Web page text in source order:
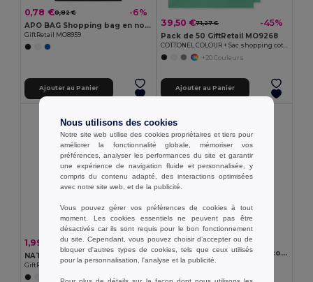
0,78 €0,82 € -6%
APO BAG Shopping bag en non tissé
GiftRetail MO8959
Ajouter au Panier
39,50 €71,27 € -45%
Pack de 50 GiftRetail MO9268
+20 Couleurs
Ajouter au Panier
1,99 € 4,21 € -53%
GiftRetail MO6660
1,37 €
Pochette multifonctions en coton recyclé (70%) et polyester (30% rPET) (140 g/m²) (140 g/m²)
Egotier 92077
Nous utilisons des cookies
Notre site web utilise des cookies propriétaires et tiers pour
améliorer la fonctionnalité globale, mémoriser vos
préférences, analyser les performances du site et garantir
une expérience de navigation fluide et personnalisée, y
compris du contenu adapté, des interactions optimisées
avec notre site web, et de la publicité.
Vous pouvez gérer vos préférences de cookies à tout
moment. Les cookies essentiels ne peuvent pas être
désactivés car ils sont requis pour le bon fonctionnement
du site. Cependant, vous pouvez choisir d’accepter ou de
bloquer d'autres types de cookies, tels que ceux utilisés
pour la personnalisation, l'analyse et la publicité.